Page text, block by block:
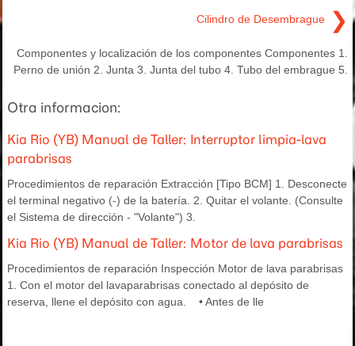
Cilindro de Desembrague ❯
Componentes y localización de los componentes Componentes 1.
Perno de unión 2. Junta 3. Junta del tubo 4. Tubo del embrague 5.
Otra informacion:
Kia Rio (YB) Manual de Taller: Interruptor limpia-lava
parabrisas
Procedimientos de reparación Extracción [Tipo BCM] 1. Desconecte
el terminal negativo (-) de la batería. 2. Quitar el volante. (Consulte
el Sistema de dirección - "Volante") 3.
Kia Rio (YB) Manual de Taller: Motor de lava parabrisas
Procedimientos de reparación Inspección Motor de lava parabrisas
1. Con el motor del lavaparabrisas conectado al depósito de
reserva, llene el depósito con agua. • Antes de lle